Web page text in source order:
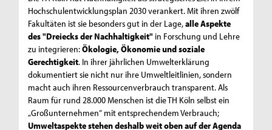
Hochschulentwicklungsplan 2030 verankert. Mit ihren zwölf
Fakultäten ist sie besonders gut in der Lage,alle Aspekte
des "Dreiecks der Nachhaltigkeit" in Forschung und Lehre
zu integrieren:Ökologie, Ökonomie und soziale
Gerechtigkeit. In ihrer jährlichen Umwelterklärung
dokumentiert sie nicht nur ihre Umweltleitlinien, sondern
macht auch ihren Ressourcenverbrauch transparent. Als
Raum für rund 28.000 Menschen ist die TH Köln selbst ein
„Großunternehmen“ mit entsprechendem Verbrauch;
Umweltaspekte stehen deshalb weit oben auf der Agenda